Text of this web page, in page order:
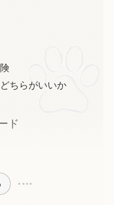
ちらがいいか
ド